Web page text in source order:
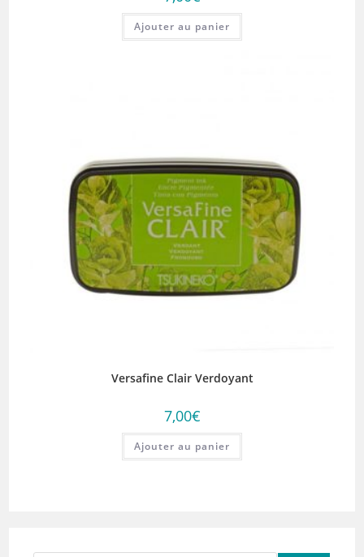
Ajouter au panier
Versafine Clair Verdoyant
7,00€
Ajouter au panier